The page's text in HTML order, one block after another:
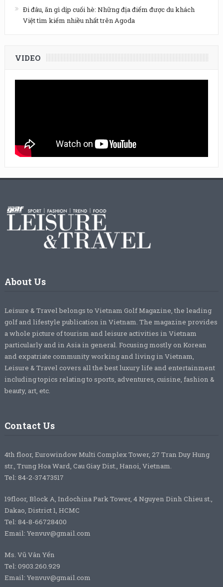
Đi đâu, ăn gì dịp cuối hè: Những địa điểm được du khách
Việt tìm kiếm nhiều nhất trên Agoda
VIDEO
About Us
Leisure & Travel belongs to Vietnam Golf Magazine, the leading
golf and lifestyle publication in Vietnam. The magazine provides
a whole picture of tourism and leisure activities in Vietnam
particularly and in Asia in general. Focusing mostly on Korean
and expatriate community working and living in Vietnam,
Leisure & Travel covers all the best luxury life and entertainment
including topics relating to sports, adventures, cuisine, fashion &
beauty, art, etc.
Contact Us
4th floor, Eurowindow Multi Complex Tower, 27 Tran Duy Hung
str., Trung Hoa Ward, Cau Giay Dist., Hanoi, Vietnam.
Tel: 84-2-37473517
19floor, Block A, Indochina Park Tower, 4 Nguyen Dinh Chieu st.,
Dakao, District 1, HCMC
Tel: 84-8-66728400
Email: Yenvuv@gmail.com
Ms. Vũ Vân Yến
Tel: 0903.260.929
Email: Yenvuv@gmail.com